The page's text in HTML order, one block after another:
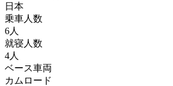
日本
乗車人数
6人
就寝人数
4人
ベース車両
カムロード